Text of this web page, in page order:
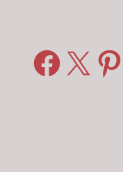
Compartir en
Compartir en X